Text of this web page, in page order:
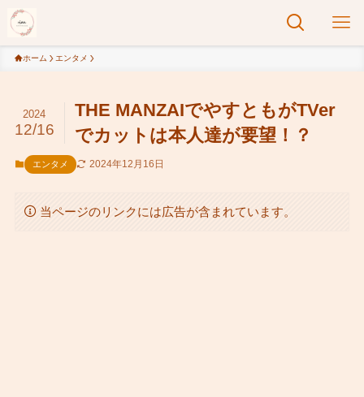
ホーム エンタメ
THE MANZAIでやすともがTVer
でカットは本人達が要望！？
2024
12/16
エンタメ 2024年12月16日
当ページのリンクには広告が含まれています。